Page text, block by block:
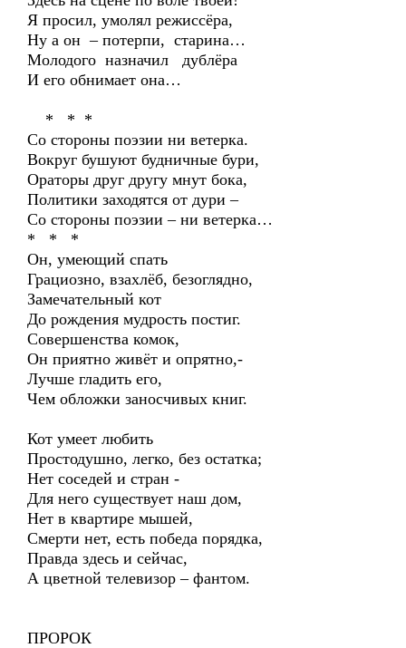
Я просил, умолял режиссёра,
Ну а он – потерпи, старина…
Молодого назначил дублёра
И его обнимает она…
* * *
Со стороны поэзии ни ветерка.
Вокруг бушуют будничные бури,
Ораторы друг другу мнут бока,
Политики заходятся от дури –
Со стороны поэзии – ни ветерка…
* * *
Он, умеющий спать
Грациозно, взахлёб, безоглядно,
Замечательный кот
До рождения мудрость постиг.
Совершенства комок,
Он приятно живёт и опрятно,-
Лучше гладить его,
Чем обложки заносчивых книг.
Кот умеет любить
Простодушно, легко, без остатка;
Нет соседей и стран -
Для него существует наш дом,
Нет в квартире мышей,
Смерти нет, есть победа порядка,
Правда здесь и сейчас,
А цветной телевизор – фантом.
ПРОРОК